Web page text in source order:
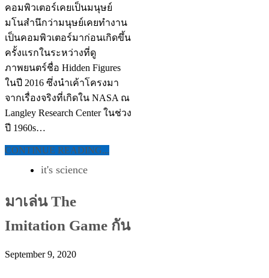
คอมพิวเตอร์เคยเป็นมนุษย์
มโนสำนึกว่ามนุษย์เคยทำงาน
เป็นคอมพิวเตอร์มาก่อนเกิดขึ้น
ครั้งแรกในระหว่างที่ดู
ภาพยนตร์ชื่อ Hidden Figures
ในปี 2016 ซึ่งนำเค้าโครงมา
จากเรื่องจริงที่เกิดใน NASA ณ
Langley Research Center ในช่วง
ปี 1960s…
CONTINUE READING...
it's science
มาเล่น The
Imitation Game กัน
September 9, 2020